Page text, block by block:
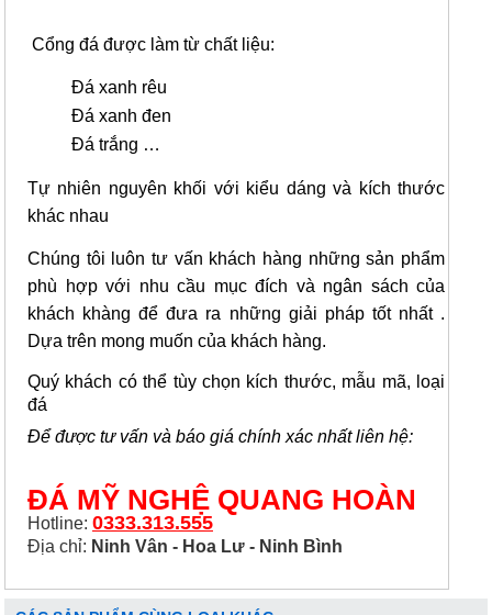
Cổng đá được làm từ chất liệu:
Đá xanh rêu
Đá xanh đen
Đá trắng …
Tự nhiên nguyên khối với kiểu dáng và kích thước
khác nhau
Chúng tôi luôn tư vấn khách hàng những sản phẩm
phù hợp với nhu cầu mục đích và ngân sách của
khách khàng để đưa ra những giải pháp tốt nhất .
Dựa trên mong muốn của khách hàng.
Quý khách có thể tùy chọn kích thước, mẫu mã, loại
đá
Để được tư vấn và báo giá chính xác nhất liên hệ:
ĐÁ MỸ NGHỆ QUANG HOÀN
Hotline: 0333.313.555
Địa chỉ: Ninh Vân - Hoa Lư - Ninh Bình